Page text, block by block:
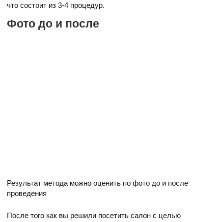
что состоит из 3-4 процедур.
Фото до и после
Результат метода можно оценить по фото до и после
проведения
После того как вы решили посетить салон с целью